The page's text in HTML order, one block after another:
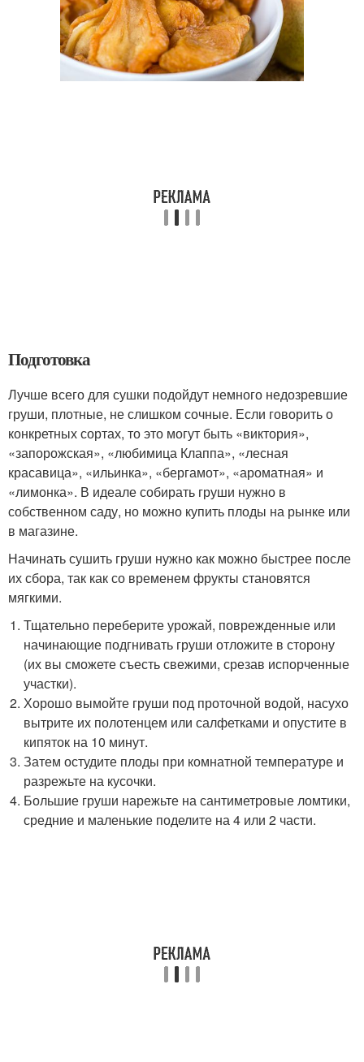
Подготовка
Лучше всего для сушки подойдут немного недозревшие
груши, плотные, не слишком сочные. Если говорить о
конкретных сортах, то это могут быть «виктория»,
«запорожская», «любимица Клаппа», «лесная
красавица», «ильинка», «бергамот», «ароматная» и
«лимонка». В идеале собирать груши нужно в
собственном саду, но можно купить плоды на рынке или
в магазине.
Начинать сушить груши нужно как можно быстрее после
их сбора, так как со временем фрукты становятся
мягкими.
Тщательно переберите урожай, поврежденные или
начинающие подгнивать груши отложите в сторону
(их вы сможете съесть свежими, срезав испорченные
участки).
Хорошо вымойте груши под проточной водой, насухо
вытрите их полотенцем или салфетками и опустите в
кипяток на 10 минут.
Затем остудите плоды при комнатной температуре и
разрежьте на кусочки.
Большие груши нарежьте на сантиметровые ломтики,
средние и маленькие поделите на 4 или 2 части.